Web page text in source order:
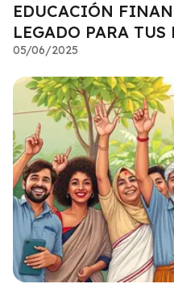
EDUCACIÓN
LEGADO PARA TUS
05/06/2025